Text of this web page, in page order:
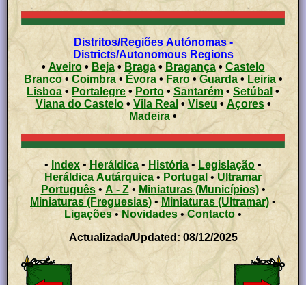
Distritos/Regiões Autónomas -
Districts/Autonomous Regions
• Aveiro• Beja•Braga• Bragança• Castelo
Branco• Coimbra• Évora• Faro•Guarda• Leiria•
Lisboa• Portalegre • Porto• Santarém • Setúbal •
Viana do Castelo• Vila Real • Viseu • Açores •
Madeira •
• Index • Heráldica • História • Legislação •
Heráldica Autárquica • Portugal • Ultramar
Português• A - Z• Miniaturas (Municípios)•
Miniaturas (Freguesias)• Miniaturas (Ultramar)•
Ligações•Novidades •Contacto •
Actualizada/Updated: 08/12/2025